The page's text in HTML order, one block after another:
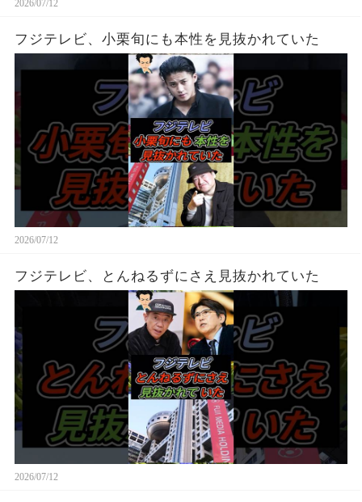
2026/07/12
フジテレビ、小栗旬にも本性を見抜かれていた
2026/07/12
フジテレビ、とんねるずにさえ見抜かれていた
2026/07/12